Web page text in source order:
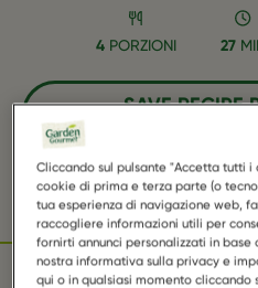
4 PORZIONI 27
SAVE RECIPE
Facebook
Cliccando sul pulsante "Accetta tutti
cookie di prima e terza parte (o
tua esperienza di navigazione web,
raccogliere informazioni utili per
fornirti annunci personalizzati in
nostra informativa sulla privacy e
qui o in qualsiasi momento cliccando